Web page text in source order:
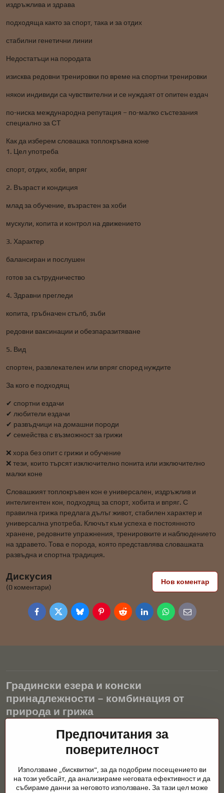
издръжлива и здрава
подходяща както за спорт, така и за отдих
стабилни генетични линии
Недостатъци на породата
изисква редовни тренировки по време на спортни тренировки
някои индивиди са чувствителни и се нуждаят от опитен ездач
по-ниска международна репутация – по-малко състезания
специално за СТ
Как да изберем словашка топлокръвна коне
1. Цел употреба
спорт, отдих, хоби, впряг
2. Възраст и кондиция
млад за обучение, възрастен за хоби
мускули, копита и контрол на движението
3. Характер
балансиран и послушен
готов за сътрудничество
4. Здравни прегледи
копита, гръбначен стълб, зъби
редовни ваксинации и обезпаразитяване
5. Вид
спортен, развлекателен или впряг според нуждите
За кого е подходящ
✔ спортни ездачи
✔ любители ездачи
✔ развъдчици на домашни породи
✔ семейства с възможност за грижи
❌ хора без опит с грижи и обучение
❌ тези, които търсят изключително понита или изключително
малки коне
Словашкият топлокръвен кон е универсален, издръжлив и
интелигентен кон, подходящ за спорт, хобита и впряг. С
правилна грижа предлага дълъг живот, стабилен характер и
универсална употреба. Ключът към успеха е постоянното
хранене, редовните упражнения, тренировките и наблюдението
на здравето. Това е порода, която представлява словашката
развъдна и спортна традиция.
Дискусия
(0 коментари)
Нов коментар
FacebookTwitterBlueskyPinterestRedditLinkedInWhatsApp
E-
mail
Градински езера и конски
принадлежности – комбинация от
природа и грижа
Градинските езера са красиво допълнение към всеки екстериор
и създават хармонична среда за релаксация и живот на водните
животни. Правилната технология, филтрацията и редовната
през цялата година. Също толкова важна е грижата за
животните, които са част от нашия живот.
Предпочитания за
поверителност
Използваме „бисквитки", за да подобрим посещението ви
на този уебсайт, да анализираме неговата ефективност и да
събираме данни за неговото използване. За тази цел може